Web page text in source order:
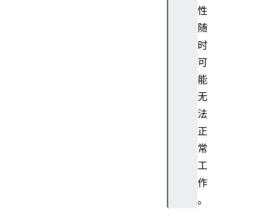
性
随
时
可
能
无
法
正
常
工
作
。